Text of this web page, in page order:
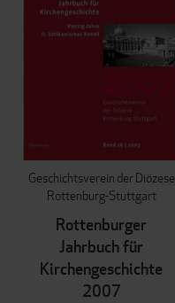
Geschichtsverein der Diözese
Rottenburg-Stuttgart
Rottenburger
Jahrbuch für
Kirchengeschichte
2007